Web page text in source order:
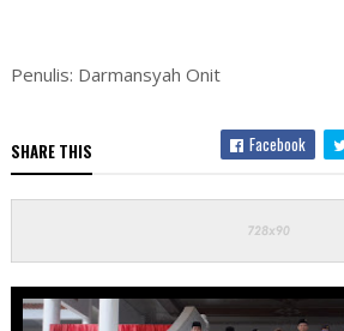
Penulis: Darmansyah Onit
SHARE THIS Facebook